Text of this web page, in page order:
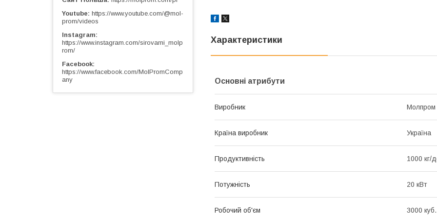
Характеристики
Основні атрибути
Виробник Молпром
Країна виробник Україна
Продуктивність 1000 кг/
Потужність 20 кВт
Робочий об'єм 3000
Youtube https://www.youtube.com/@mol-
prom/videos
Instagram
https://www.instagram.com/sirovarni_molp
rom/
Facebook
https://www.facebook.com/MolPromComp
any